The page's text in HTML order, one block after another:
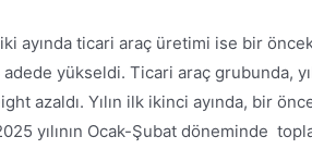
iki ayında ticari araç üretimi ise bir
yükseldi. Ticari araç grubunda,
azaldı. Yılın ilk ikinci ayında, bir
yılının Ocak-Şubat döneminde